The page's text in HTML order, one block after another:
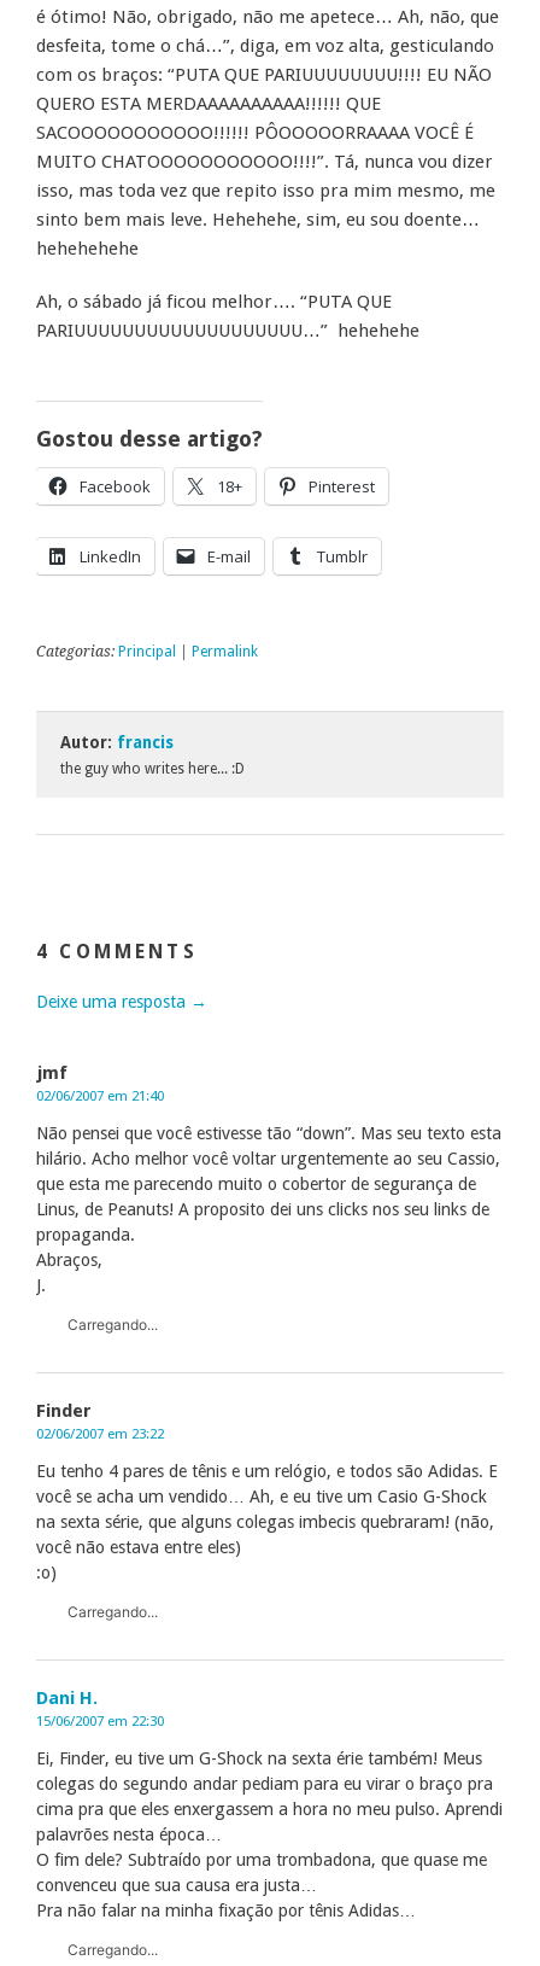
é ótimo! Não, obrigado, não me apetece… Ah, não, que
desfeita, tome o chá…”, diga, em voz alta, gesticulando
com os braços: “PUTA QUE PARIUUUUUUUU!!!! EU NÃO
QUERO ESTA MERDAAAAAAAAAA!!!!!! QUE
SACOOOOOOOOOOO!!!!!! PÔOOOOORRAAAA VOCÊ É
MUITO CHATOOOOOOOOOOO!!!!”. Tá, nunca vou dizer
isso, mas toda vez que repito isso pra mim mesmo, me
sinto bem mais leve. Hehehehe, sim, eu sou doente…
hehehehehe
Ah, o sábado já ficou melhor…. “PUTA QUE
PARIUUUUUUUUUUUUUUUUUUU…” hehehehe
Gostou desse artigo?
Facebook 18+ Pinterest
LinkedIn E-mail Tumblr
Categorias: Principal Permalink
Autor: francis
the guy who writes here... :D
4 COMMENTS
Deixe uma resposta →
jmf
02/06/2007 em 21:40
Não pensei que você estivesse tão “down”. Mas seu texto esta
hilário. Acho melhor você voltar urgentemente ao seu Cassio,
que esta me parecendo muito o cobertor de segurança de
Linus, de Peanuts! A proposito dei uns clicks nos seu links de
propaganda.
Abraços,
J.
Carregando...
Finder
02/06/2007 em 23:22
Eu tenho 4 pares de tênis e um relógio, e todos são Adidas. E
você se acha um vendido… Ah, e eu tive um Casio G-Shock
na sexta série, que alguns colegas imbecis quebraram! (não,
você não estava entre eles)
:o)
Carregando...
Dani H.
15/06/2007 em 22:30
Ei, Finder, eu tive um G-Shock na sexta érie também! Meus
colegas do segundo andar pediam para eu virar o braço pra
cima pra que eles enxergassem a hora no meu pulso. Aprendi
palavrões nesta época…
O fim dele? Subtraído por uma trombadona, que quase me
convenceu que sua causa era justa…
Pra não falar na minha fixação por tênis Adidas…
Carregando...